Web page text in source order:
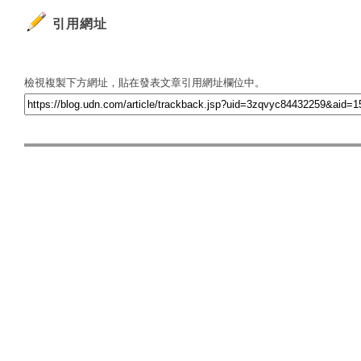
引用網址
檢視複製下方網址，貼在發表文章引用網址欄位中。